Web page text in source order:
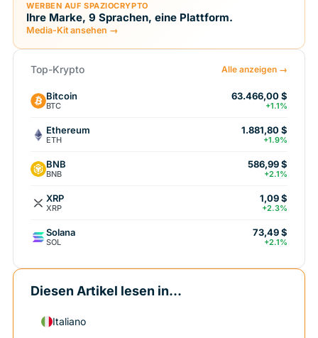
WERBEN AUF SPAZIOCRYPTO
Ihre Marke, 9 Sprachen, eine Plattform.
Media-Kit ansehen →
Top-Krypto Alle anzeigen →
Bitcoin
BTC
63.466,00 $
+1.1%
Ethereum
ETH
1.881,80 $
+1.9%
BNB
BNB
586,99 $
+2.1%
XRP
XRP
1,09 $
+2.3%
Solana
SOL
73,49 $
+2.1%
Diesen Artikel lesen in...
Italiano